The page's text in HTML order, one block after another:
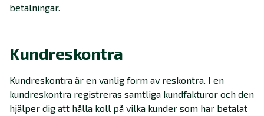
betalningar.
Kundreskontra
Kundreskontra är en vanlig form av reskontra. I en
kundreskontra registreras samtliga kundfakturor och den
hjälper dig att hålla koll på vilka kunder som har betalat